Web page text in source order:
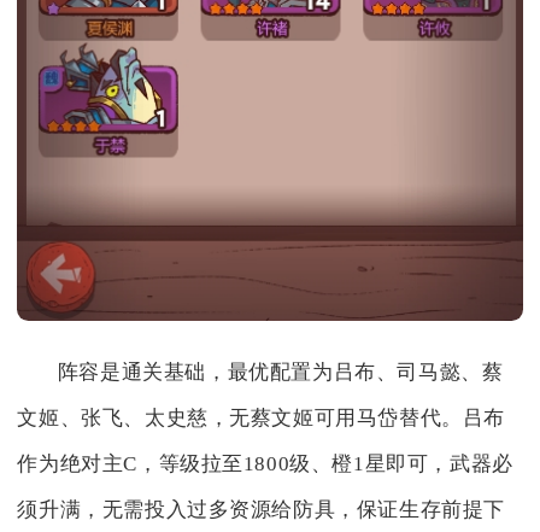
阵容是通关基础，最优配置为吕布、司马懿、蔡
文姬、张飞、太史慈，无蔡文姬可用马岱替代。吕布
作为绝对主C，等级拉至1800级、橙1星即可，武器必
须升满，无需投入过多资源给防具，保证生存前提下